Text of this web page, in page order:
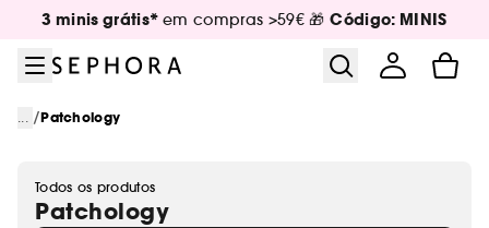
Ir para o menu
Ir para o conteúdo principal
Ir para o rodapé
3 minis grátis* em compras >59€ 🎁Código: MINIS
... /Patchology
Todos os produtos
Patchology